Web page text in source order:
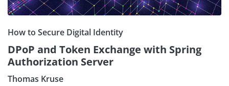
How to Secure Digital Identity
DPoP and Token Exchange with Spring
Authorization Server
Thomas Kruse